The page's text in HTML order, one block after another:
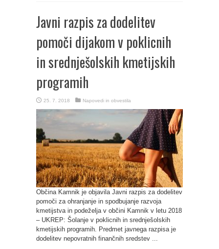
Javni razpis za dodelitev
pomoči dijakom v poklicnih
in srednješolskih kmetijskih
programih
25. 7. 2018 Napovedi in obvestila
Občina Kamnik je objavila Javni razpis za dodelitev
pomoči za ohranjanje in spodbujanje razvoja
kmetijstva in podeželja v občini Kamnik v letu 2018
– UKREP: Šolanje v poklicnih in srednješolskih
kmetijskih programih. Predmet javnega razpisa je
dodelitev nepovratnih finančnih sredstev ...